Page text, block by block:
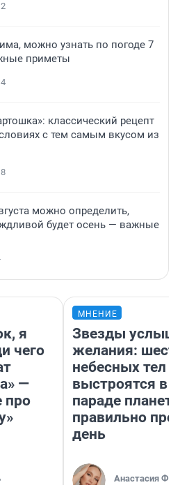
можно узнать по погоде 7
приметы
классический рецепт
с тем самым вкусом из
можно определить,
будет осень — важные
я
чего
—
про
МНЕНИЕ
Звезды
желания:
небесных тел
выстроятся в
параде планет
правильно
день
Анастасия